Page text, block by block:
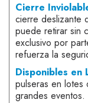
Cierre
cierre deslizante
puede retirar sin
exclusivo por
refuerza la
Disponibles en
pulseras en
grandes